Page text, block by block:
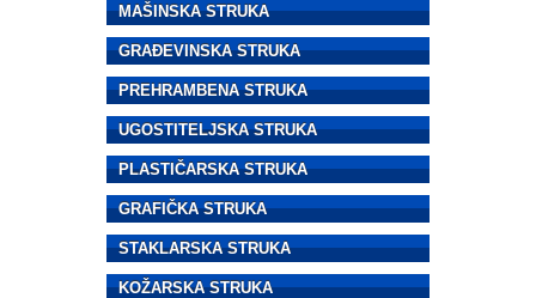
MAŠINSKA STRUKA
GRAĐEVINSKA STRUKA
PREHRAMBENA STRUKA
UGOSTITELJSKA STRUKA
PLASTIČARSKA STRUKA
GRAFIČKA STRUKA
STAKLARSKA STRUKA
KOŽARSKA STRUKA